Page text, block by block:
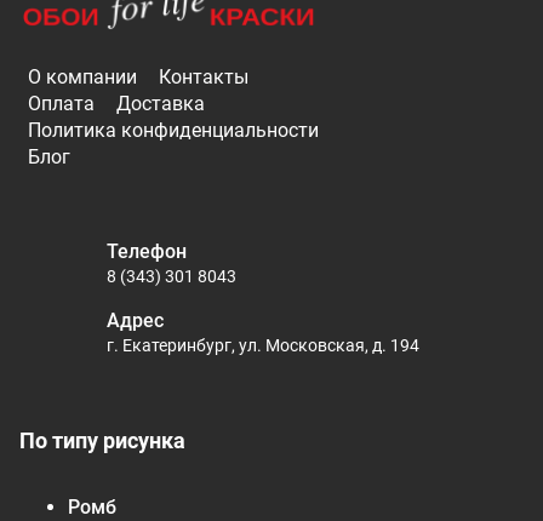
О компании
Контакты
Оплата
Доставка
Политика конфиденциальности
Блог
По типу рисунка
Ромб
Телефон
8 (343) 301 8043
Адрес
г. Екатеринбург, ул. Московская, д. 194